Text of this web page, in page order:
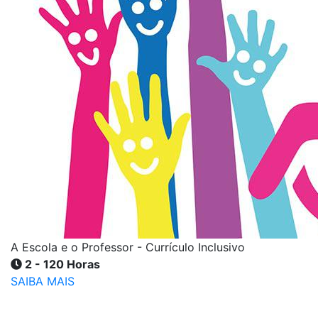
A Escola e o Professor - Currículo Inclusivo
2 - 120 Horas
SAIBA MAIS